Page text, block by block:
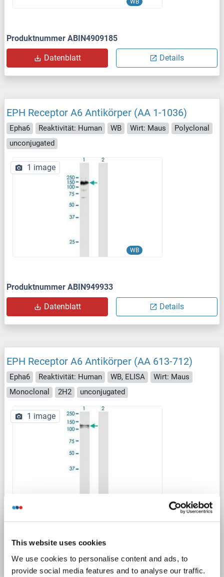
This website uses cookies
We use cookies to personalise content and ads, to
provide social media features and to analyse our traffic.
WB
Produktnummer ABIN4909185
Datenblatt Details
EPH Receptor A6 Antikörper (AA 1-1036)
Epha6 Reaktivität: Human WB Wirt: Maus
Polyclonal
unconjugated
WB
1 image
Produktnummer ABIN949933
Datenblatt Details
EPH Receptor A6 Antikörper (AA 613-712)
Epha6 Reaktivität: Human WB, ELISA
Wirt: Maus
Monoclonal
2H2 unconjugated
1 image
Datenblatt Details